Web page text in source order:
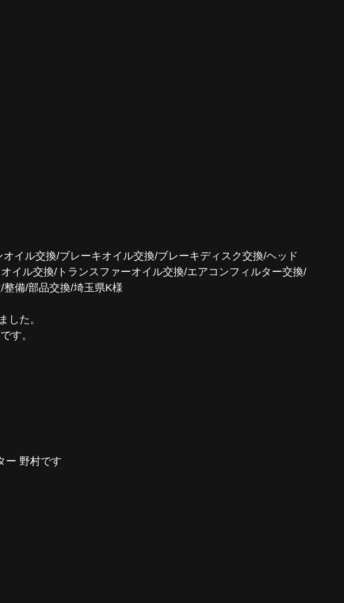
イル交換/ブレーキオイル交換/ブレーキディスク交換/ヘッド
イル交換/トランスファーオイル交換/エアコンフィルター交換/
備/部品交換/埼玉県K様
した。
す。
ー 野村です